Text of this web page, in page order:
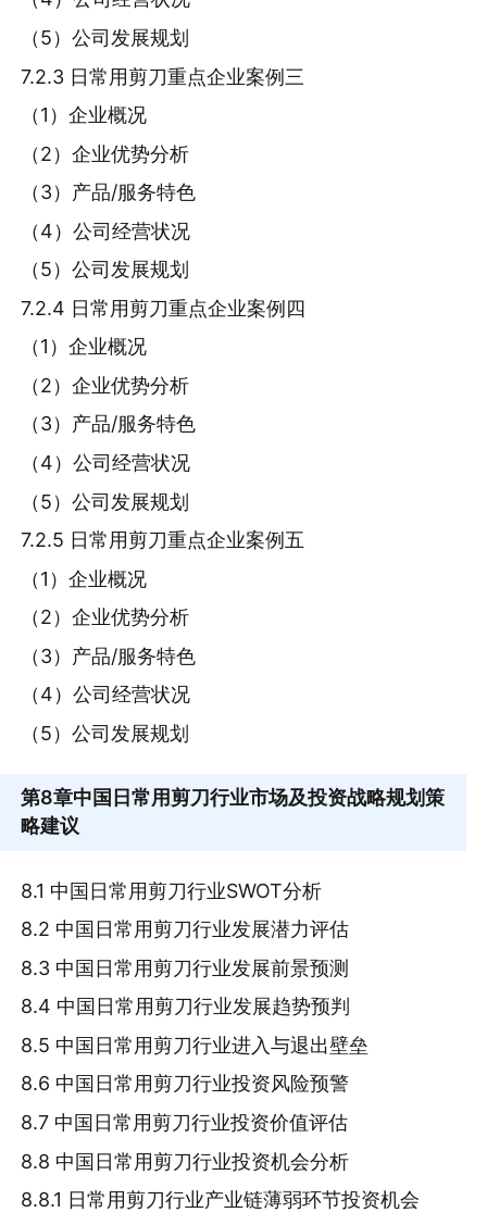
（5）公司发展规划
7.2.3 日常用剪刀重点企业案例三
（1）企业概况
（2）企业优势分析
（3）产品/服务特色
（4）公司经营状况
（5）公司发展规划
7.2.4 日常用剪刀重点企业案例四
（1）企业概况
（2）企业优势分析
（3）产品/服务特色
（4）公司经营状况
（5）公司发展规划
7.2.5 日常用剪刀重点企业案例五
（1）企业概况
（2）企业优势分析
（3）产品/服务特色
（4）公司经营状况
（5）公司发展规划
第8章中国日常用剪刀行业市场及投资战略规划策
略建议
8.1 中国日常用剪刀行业SWOT分析
8.2 中国日常用剪刀行业发展潜力评估
8.3 中国日常用剪刀行业发展前景预测
8.4 中国日常用剪刀行业发展趋势预判
8.5 中国日常用剪刀行业进入与退出壁垒
8.6 中国日常用剪刀行业投资风险预警
8.7 中国日常用剪刀行业投资价值评估
8.8 中国日常用剪刀行业投资机会分析
8.8.1 日常用剪刀行业产业链薄弱环节投资机会